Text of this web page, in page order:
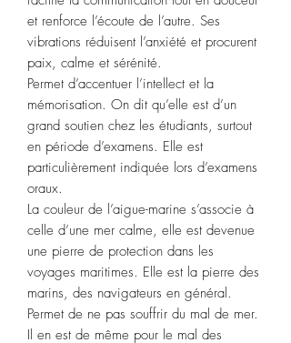
et renforce l’écoute de l’autre. Ses
vibrations réduisent l’anxiété et procurent
paix, calme et sérénité.
Permet d’accentuer l’intellect et la
mémorisation. On dit qu’elle est d’un
grand soutien chez les étudiants, surtout
en période d’examens. Elle est
particulièrement indiquée lors d’examens
oraux.
La couleur de l’aigue-marine s’associe à
celle d’une mer calme, elle est devenue
une pierre de protection dans les
voyages maritimes. Elle est la pierre des
marins, des navigateurs en général.
Permet de ne pas souffrir du mal de mer.
Il en est de même pour le mal des